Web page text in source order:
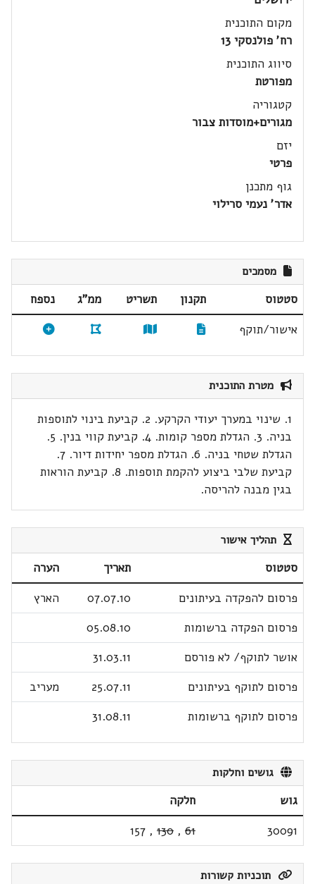
מקום התוכנית
רח' פולנסקי 13
סיווג התוכנית
מפורטת
קטגוריה
מגורים+מוסדות צבור
יזם
פרטי
גוף מתכנן
אדר' נעמי סרילוי
מסמכים
סטטוס תקנון תשריט ממ"ג
נספח
אישור/תוקף
מטרת התוכנית
1. שינוי במערך יעודי הקרקע. 2. קביעת בינוי לתוספות
בניה. 3. הגדלת מספר קומות. 4. קביעת קווי בנין. 5.
הגדלת שטחי בניה. 6. הגדלת מספר יחידות דיור. 7.
קביעת שלבי ביצוע להקמת תוספות. 8. קביעת הוראות
בגין מבנה להריסה.
תהליך אישור
סטטוס תאריך
הערה
פרסום להפקדה בעיתונים
07.07.10
הארץ
פרסום הפקדה ברשומות
05.08.10
אושר לתוקף/ לא פורסם
31.03.11
פרסום לתוקף בעיתונים
25.07.11
מעריב
פרסום לתוקף ברשומות
31.08.11
גושים וחלקות
גוש
חלקה
30091
61
,
130
,
157
תוכניות קשורות